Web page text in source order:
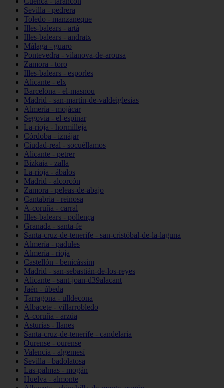
Sevilla - pedrera
Toledo - manzaneque
Illes-balears - artà
Illes-balears - andratx
Málaga - guaro
Pontevedra - vilanova-de-arousa
Zamora - toro
Illes-balears - esporles
Alicante - elx
Barcelona - el-masnou
Madrid - san-martín-de-valdeiglesias
Almería - mojácar
Segovia - el-espinar
La-rioja - hormilleja
Córdoba - iznájar
Ciudad-real - socuéllamos
Alicante - petrer
Bizkaia - zalla
La-rioja - ábalos
Madrid - alcorcón
Zamora - peleas-de-abajo
Cantabria - reinosa
A-coruña - carral
Illes-balears - pollença
Granada - santa-fe
Santa-cruz-de-tenerife - san-cristóbal-de-la-laguna
Almería - padules
Almería - rioja
Castellón - benicàssim
Madrid - san-sebastián-de-los-reyes
Alicante - sant-joan-d39alacant
Jaén - úbeda
Tarragona - ulldecona
Albacete - villarrobledo
A-coruña - arzúa
Asturias - llanes
Santa-cruz-de-tenerife - candelaria
Ourense - ourense
Valencia - algemesí
Sevilla - badolatosa
Las-palmas - mogán
Huelva - almonte